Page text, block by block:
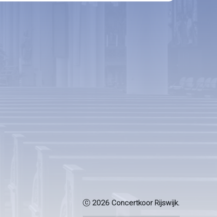
2026 Concertkoor Rijswijk.